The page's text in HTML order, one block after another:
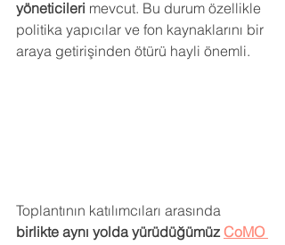
yöneticileri mevcut. Bu durum özellikle
politika yapıcılar ve fon kaynaklarını bir
araya getirişinden ötürü hayli önemli.
Toplantının katılımcıları arasında
birlikte aynı yolda yürüdüğümüz CoMO